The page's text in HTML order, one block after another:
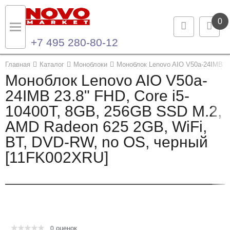
0
+7 495 280-80-12
Главная Каталог Моноблоки Моноблок Lenovo AIO V50a-24IMB
Моноблок Lenovo AIO V50a-
24IMB 23.8" FHD, Core i5-
10400T, 8GB, 256GB SSD M.2,
AMD Radeon 625 2GB, WiFi,
BT, DVD-RW, no OS, черный
[11FK002XRU]
0 оценок
Назад
Каталог продукции
Ноутбуки и ультрабуки
Компьютеры
Моноблоки
Назад
Контакты
Контактная информация